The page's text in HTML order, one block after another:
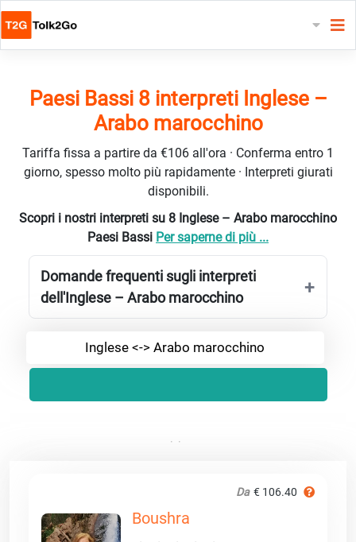
Paesi Bassi 8 interpreti Inglese –
Arabo marocchino
Tariffa fissa a partire da €106 all'ora · Conferma entro 1
giorno, spesso molto più rapidamente · Interpreti giurati
disponibili.
Scopri i nostri interpreti su 8 Inglese – Arabo marocchino
Paesi Bassi Per saperne di più ...
Domande frequenti sugli interpreti
dell'Inglese – Arabo marocchino
Inglese <-> Arabo marocchino
Da € 106.40
Boushra